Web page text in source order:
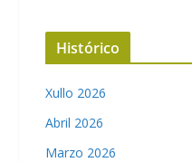
Histórico
Xullo 2026
Abril 2026
Marzo 2026